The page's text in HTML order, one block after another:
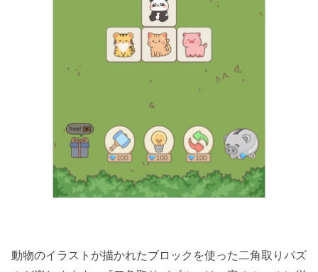
動物のイラストが描かれたブロックを使った二角取りパズ